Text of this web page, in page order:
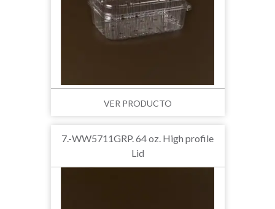
VER PRODUCTO
7.-WW5711GRP. 64 oz. High profile
Lid